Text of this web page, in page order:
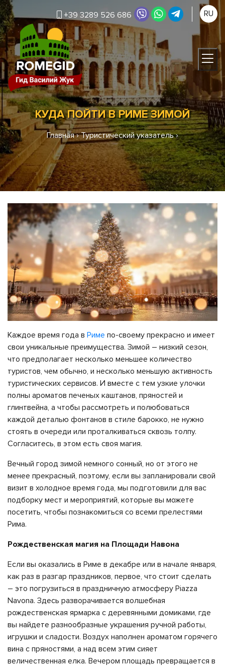
+39 3289 526 686 RU
КУДА ПОЙТИ В РИМЕ ЗИМОЙ
Главная›Туристический указатель›
Каждое время года в Риме по-своему прекрасно и имеет
свои уникальные преимущества. Зимой – низкий сезон,
что предполагает несколько меньшее количество
туристов, чем обычно, и несколько меньшую активность
туристических сервисов. И вместе с тем узкие улочки
полны ароматов печеных каштанов, пряностей и
глинтвейна, а чтобы рассмотреть и полюбоваться
каждой деталью фонтанов в стиле барокко, не нужно
стоять в очереди или проталкиваться сквозь толпу.
Согласитесь, в этом есть своя магия.
Вечный город зимой немного сонный, но от этого не
менее прекрасный, поэтому, если вы запланировали свой
визит в холодное время года, мы подготовили для вас
подборку мест и мероприятий, которые вы можете
посетить, чтобы познакомиться со всеми прелестями
Рима.
Рождественская магия на Площади Навона
Если вы оказались в Риме в декабре или в начале января,
как раз в разгар праздников, первое, что стоит сделать
– это погрузиться в праздничную атмосферу Piazza
Navona. Здесь разворачивается волшебная
рождественская ярмарка с деревянными домиками, где
вы найдете разнообразные украшения ручной работы,
игрушки и сладости. Воздух наполнен ароматом горячего
вина с пряностями, а над всем этим сияет
величественная елка. Вечером площадь превращается в